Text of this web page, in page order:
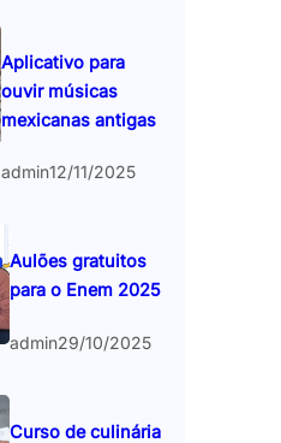
Aplicativo para
ouvir músicas
mexicanas antigas
admin12/11/2025
Aulões gratuitos
para o Enem 2025
admin29/10/2025
Curso de culinária